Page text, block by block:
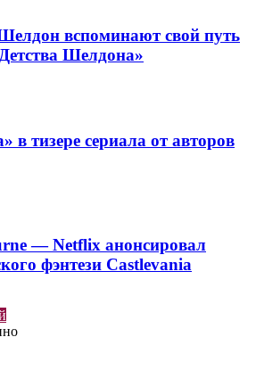
вспоминают свой путь
Шелдона»
в тизере сериала от авторов
— Netflix анонсировал
фэнтези Castlevania